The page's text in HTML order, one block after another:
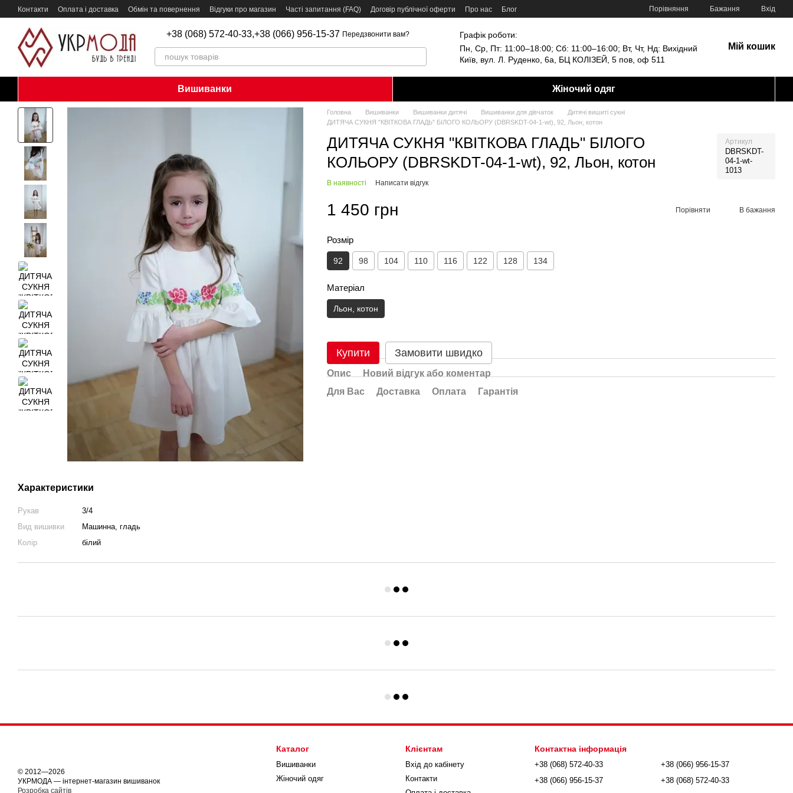
Перейти до основного контенту
Контакти Оплата і доставка Обмін та повернення Відгуки про магазин Часті запитання (FAQ) Договір публічної оферти Про нас Блог Порівняння Бажання Вхід
+38 (068) 572-40-33,+38 (066) 956-15-37 Передзвонити вам?
Графік роботи:
Пн, Ср, Пт: 11:00–18:00; Сб: 11:00–16:00; Вт, Чт, Нд: Вихідний
Київ, вул. Л. Руденко, 6а, БЦ КОЛІЗЕЙ, 5 пов, оф 511
Мій кошик
Вишиванки Жіночий одяг
Характеристики
Рукав
3/4
Вид вишивки
Машинна, гладь
Колір
білий
Головна Вишиванки Вишиванки дитячі Вишиванки для дівчаток
Дитячі вишиті сукні
ДИТЯЧА СУКНЯ "КВІТКОВА ГЛАДЬ" БІЛОГО КОЛЬОРУ (DBRSKDT-04-1-wt), 92, Льон, котон
ДИТЯЧА СУКНЯ "КВІТКОВА ГЛАДЬ" БІЛОГО
КОЛЬОРУ (DBRSKDT-04-1-wt), 92, Льон, котон
Артикул
DBRSKDT-
04-1-wt-
1013
В наявності Написати відгук
1 450 грн Порівняти В бажання
Розмір
92 98 104 110 116 122 128 134
Матеріал
Льон, котон
Купити Замовити швидко
Опис
Новий відгук або коментар
Для Вас
Доставка Оплата Гарантія
© 2012—2026
УКРМОДА — інтернет-магазин вишиванок
Розробка сайтів
Каталог
Вишиванки
Жіночий одяг
Клієнтам
Вхід до кабінету
Контакти
Контактна інформація
+38 (068) 572-40-33
+38 (066) 956-15-37
+38 (066) 956-15-37
+38 (068) 572-40-33